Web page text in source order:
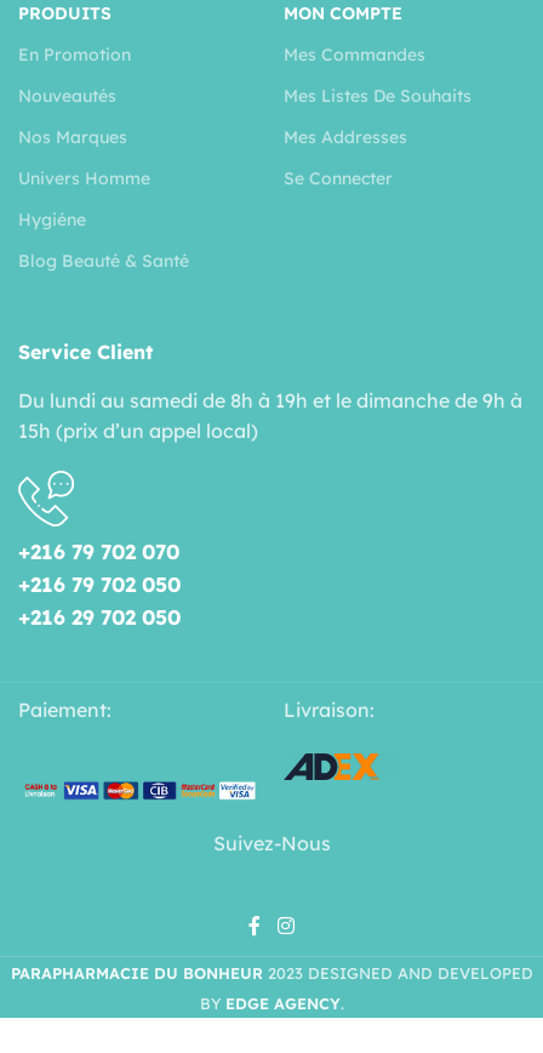
PRODUITS
En Promotion
Nouveautés
Nos Marques
Univers Homme
Hygiéne
Blog Beauté & Santé
MON COMPTE
Mes Commandes
Mes Listes De Souhaits
Mes Addresses
Se Connecter
Service Client
Du lundi au samedi de 8h à 19h et le dimanche de 9h à
15h (prix d’un appel local)
+216 79 702 070
+216 79 702 050
+216 29 702 050
Paiement: Livraison:
Suivez-Nous
PARAPHARMACIE DU BONHEUR 2023 DESIGNED AND DEVELOPED
BY EDGE AGENCY.